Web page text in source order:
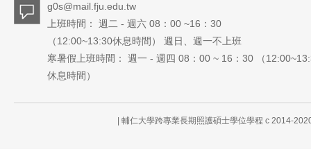
g0s@mail.fju.edu.tw
上班時間： 週二 - 週六 08：00 ~16：30
（12:00~13:30休息時間） 週日、週一不上班
寒暑假上班時間： 週一 - 週四 08：00 ~ 16：30 （
休息時間）
| 輔仁大學跨專業長期照護碩士學位學程 c 2014-